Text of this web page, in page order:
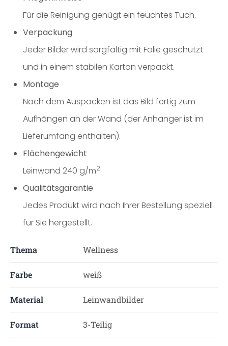
Für die Reinigung genügt ein feuchtes Tuch.
Verpackung
Jeder Bilder wird sorgfältig mit Folie geschützt
und in einem stabilen Karton verpackt.
Montage
Nach dem Auspacken ist das Bild fertig zum
Aufhängen an der Wand (der Anhänger ist im
Lieferumfang enthalten).
Flächengewicht
Leinwand 240 g/m2.
Qualitätsgarantie
Jedes Produkt wird nach Ihrer Bestellung speziell
für Sie hergestellt.
Thema Wellness
Farbe weiß
Material Leinwandbilder
Format 3-Teilig